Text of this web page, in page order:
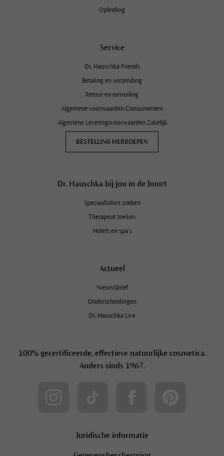
Opleiding
Service
Dr. Hauschka Friends
Betaling en verzending
Retour en omruiling
Algemene voorwaarden Consumenten
Algemene Leveringsvoorwaarden Zakelijk
BESTELLING HERROEPEN
Dr. Hauschka bij jou in de buurt
Speciaalzaken zoeken
Therapeut zoeken
Hotels en spa's
Actueel
Nieuwsbrief
Onderscheidingen
Dr. Hauschka Live
100% gecertificeerde, effectieve natuurlijke cosmetica.
Anders sinds 1967.
Juridische informatie